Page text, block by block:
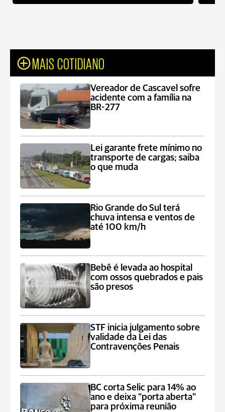
MAIS COTIDIANO
Vereador de Cascavel sofre
acidente com a família na
BR-277
Lei garante frete mínimo no
transporte de cargas; saiba
o que muda
Rio Grande do Sul terá
chuva intensa e ventos de
até 100 km/h
Bebê é levada ao hospital
com ossos quebrados e pais
são presos
STF inicia julgamento sobre
validade da Lei das
Contravenções Penais
BC corta Selic para 14% ao
ano e deixa "porta aberta"
para próxima reunião